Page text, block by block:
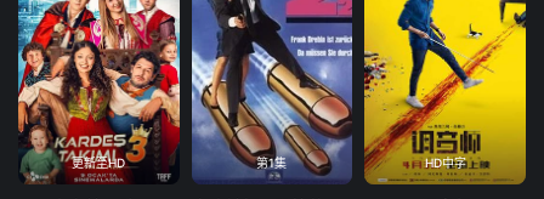
更新至HD 第1集 HD中字